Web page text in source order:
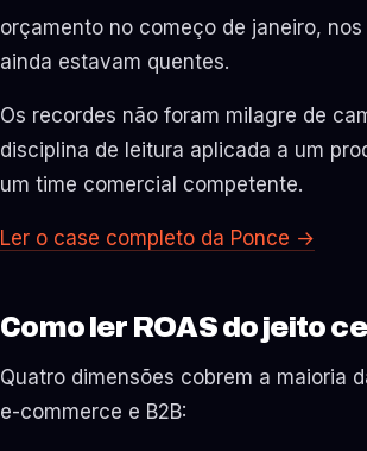
orçamento no começo de janeiro,
ainda estavam quentes.
Os recordes não foram milagre de
disciplina de leitura aplicada a um
um time comercial competente.
Ler o case completo da Ponce →
Como ler ROAS do jeito
Quatro dimensões cobrem a maioria
e-commerce e B2B: